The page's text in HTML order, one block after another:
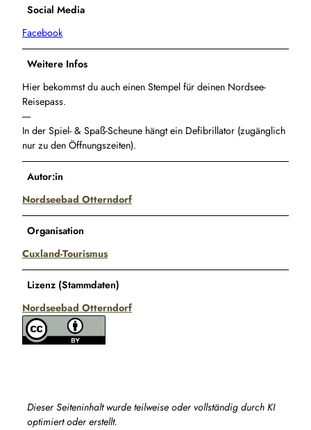
Social Media
Facebook
Weitere Infos
Hier bekommst du auch einen Stempel für deinen Nordsee-
Reisepass.
----
In der Spiel- & Spaß-Scheune hängt ein Defibrillator (zugänglich
nur zu den Öffnungszeiten).
Autor:in
Nordseebad Otterndorf
Organisation
Cuxland-Tourismus
Lizenz (Stammdaten)
Nordseebad Otterndorf
Dieser Seiteninhalt wurde teilweise oder vollständig durch KI
optimiert oder erstellt.